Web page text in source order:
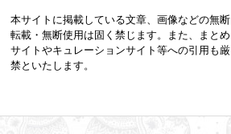
本サイトに掲載している文章、画像などの無断
転載・無断使用は固く禁じます。また、まとめ
サイトやキュレーションサイト等への引用も厳
禁といたします。